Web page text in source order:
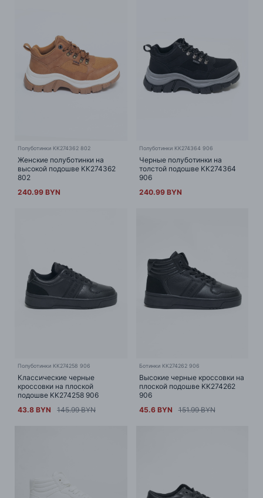
Полуботинки KK274362 802
Женские полуботинки на
высокой подошве KK274362
802
240.99 BYN
Полуботинки KK274364 906
Черные полуботинки на
толстой подошве KK274364
906
240.99 BYN
Полуботинки KK274258 906
Классические черные
кроссовки на плоской
подошве KK274258 906
43.8 BYN
145.99 BYN
Ботинки KK274262 906
Высокие черные кроссовки на
плоской подошве KK274262
906
45.6 BYN
151.99 BYN